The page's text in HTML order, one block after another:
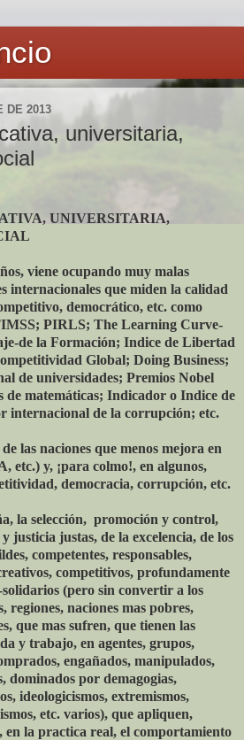
DE 2013
universitaria,
UNIVERSITARIA,
viene ocupando muy malas
internacionales que miden la calidad
democrático, etc. como
PIRLS; The Learning Curve-
de la Formación; Indice de Libertad
Global; Doing Business;
de universidades; Premios Nobel
de matemáticas; Indicador o Indice de
internacional de la corrupción; etc.
las naciones que menos mejora en
etc.) y, ¡para colmo!, en algunos,
democracia, corrupción, etc.
la selección, promoción y control,
justicia justas, de la excelencia, de los
competentes, responsables,
competitivos, profundamente
(pero sin convertir a los
regiones, naciones mas pobres,
que mas sufren, que tienen las
y trabajo, en agentes, grupos,
engañados, manipulados,
dominados por demagogias,
ideologicismos, extremismos,
etc. varios), que apliquen,
la practica real, el comportamiento